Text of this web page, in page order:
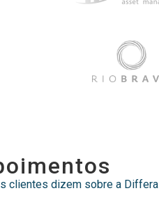
clientes dizem sobre a Differa